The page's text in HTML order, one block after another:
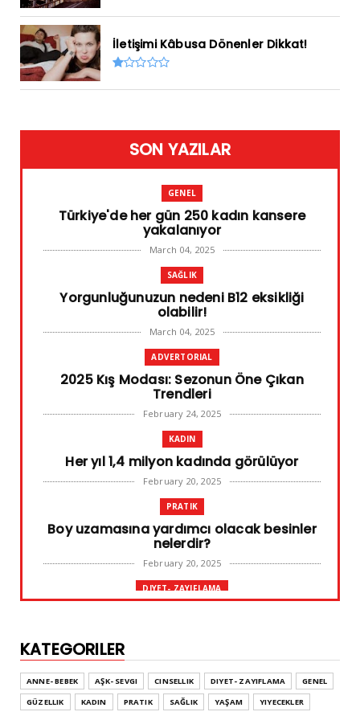
İletişimi Kâbusa Dönenler Dikkat!
SON YAZILAR
GENEL
Türkiye'de her gün 250 kadın kansere
yakalanıyor
March 04, 2025
SAĞLIK
Yorgunluğunuzun nedeni B12 eksikliği
olabilir!
March 04, 2025
ADVERTORIAL
2025 Kış Modası: Sezonun Öne Çıkan
Trendleri
February 24, 2025
KADIN
Her yıl 1,4 milyon kadında görülüyor
February 20, 2025
PRATIK
Boy uzamasına yardımcı olacak besinler
nelerdir?
February 20, 2025
DIYET- ZAYIFLAMA
Leke ve çatlak tedavisinde radyofrekans
yöntemi
February 02, 2025
KATEGORILER
ANNE- BEBEK AŞK- SEVGI CINSELLIK DIYET- ZAYIFLAMA
GENEL
GÜZELLIK
KADIN PRATIK SAĞLIK YAŞAM YIYECEKLER